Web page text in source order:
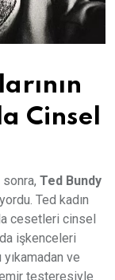
Cinsel
sonra, Ted Bundy
Ted kadın
cesetleri cinsel
işkenceleri
ve
testeresiyle